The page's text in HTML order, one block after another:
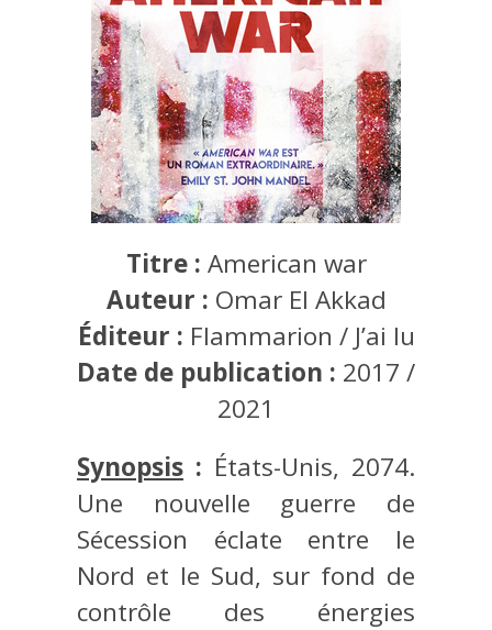
Titre : American war
Auteur : Omar El Akkad
Éditeur : Flammarion / J’ai lu
Date de publication : 2017 /
2021
Synopsis : États-Unis, 2074.
Une nouvelle guerre de
Sécession éclate entre le
Nord et le Sud, sur fond de
contrôle des énergies